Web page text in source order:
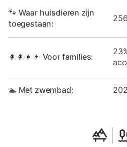
🐾 Waar huisdieren zijn
toegestaan:
👩‍👩‍👧‍👦 Voor families:
🏊 Met zwembad: